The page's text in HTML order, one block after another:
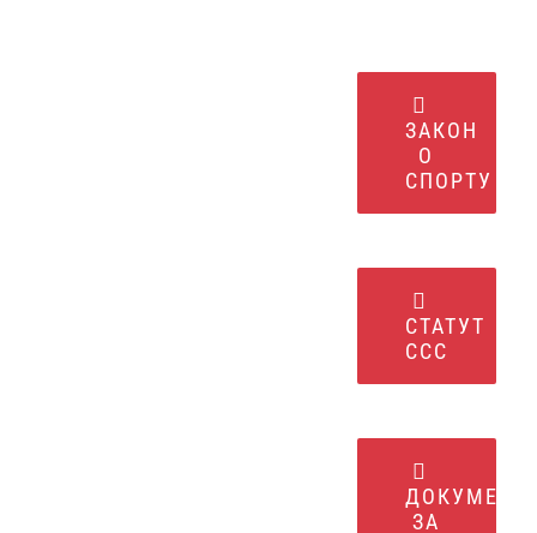
ЗАКОН
О
СПОРТУ
СТАТУТ
ССС
ЗА